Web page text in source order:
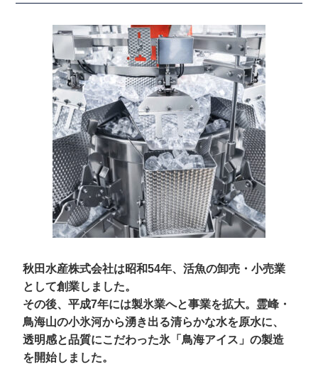
秋田水産株式会社は昭和54年、活魚の卸売・小売業
として創業しました。
その後、平成7年には製氷業へと事業を拡大。霊峰・
鳥海山の小氷河から湧き出る清らかな水を原水に、
透明感と品質にこだわった氷「鳥海アイス」の製造
を開始しました。